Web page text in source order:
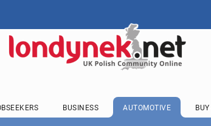
BUSINESS AUTOMOTIVE